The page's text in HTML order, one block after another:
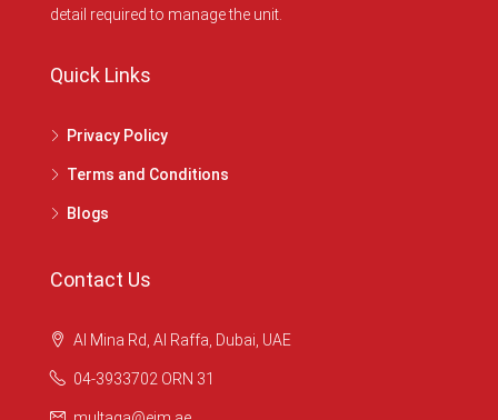
detail required to manage the unit.
Quick Links
Privacy Policy
Terms and Conditions
Blogs
Contact Us
Al Mina Rd, Al Raffa, Dubai, UAE
04-3933702 ORN 31